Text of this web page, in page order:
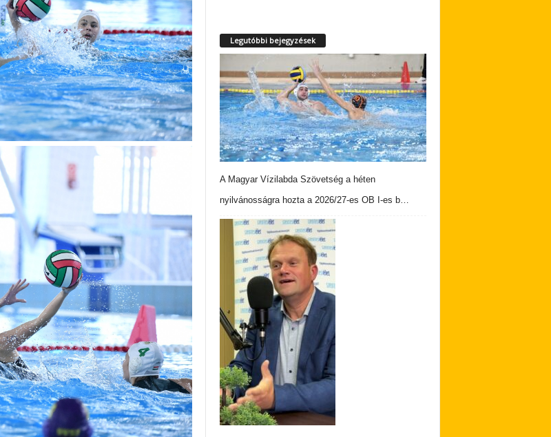
Legutóbbi bejegyzések
A Magyar Vízilabda Szövetség a héten
nyilvánosságra hozta a 2026/27-es OB I-es b…